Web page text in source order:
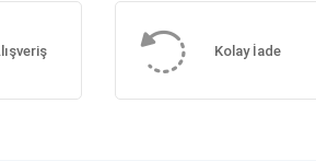
Kolay İade